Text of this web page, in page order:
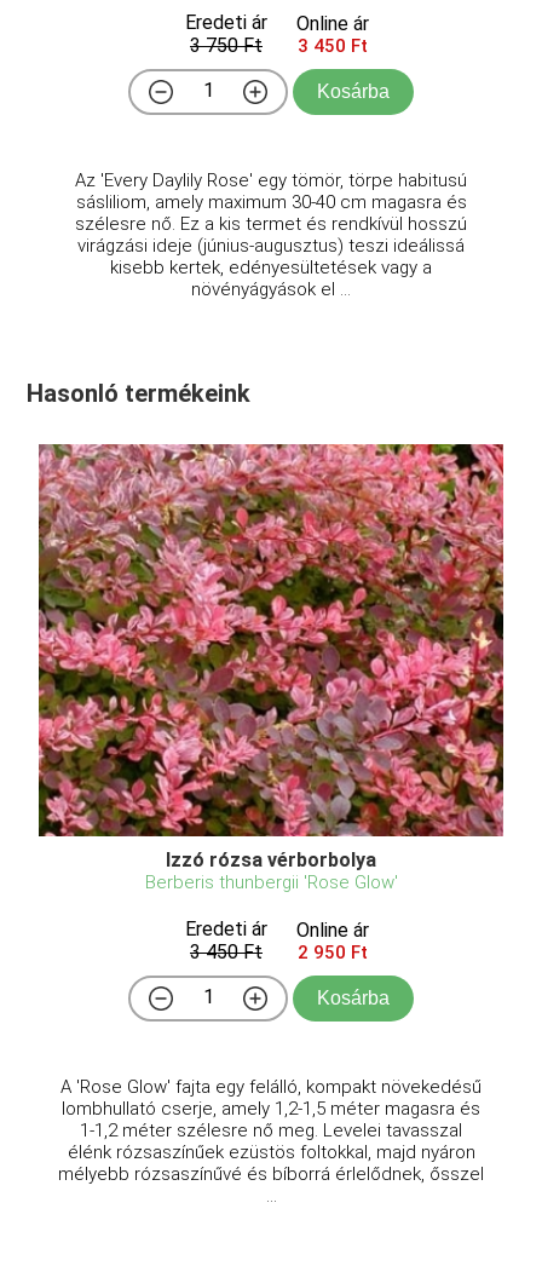
Eredeti ár
3 750 Ft
Online ár
3 450 Ft
Kosárba
Az 'Every Daylily Rose' egy tömör, törpe habitusú
sásliliom, amely maximum 30-40 cm magasra és
szélesre nő. Ez a kis termet és rendkívül hosszú
virágzási ideje (június-augusztus) teszi ideálissá
kisebb kertek, edényesültetések vagy a
növényágyások el ...
Hasonló termékeink
Izzó rózsa vérborbolya
Berberis thunbergii 'Rose Glow'
Eredeti ár
3 450 Ft
Online ár
2 950 Ft
Kosárba
A 'Rose Glow' fajta egy felálló, kompakt növekedésű
lombhullató cserje, amely 1,2-1,5 méter magasra és
1-1,2 méter szélesre nő meg. Levelei tavasszal
élénk rózsaszínűek ezüstös foltokkal, majd nyáron
mélyebb rózsaszínűvé és bíborrá érlelődnek, ősszel
...